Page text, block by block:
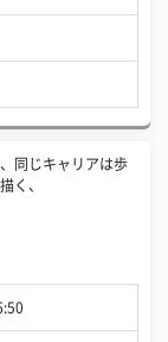
同じキャリアは歩
く、